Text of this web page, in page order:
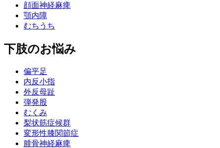
顔面神経麻痺
顎内障
むちうち
下肢のお悩み
偏平足
内反小指
外反母趾
弾発股
むくみ
梨状筋症候群
変形性膝関節症
腓骨神経麻痺